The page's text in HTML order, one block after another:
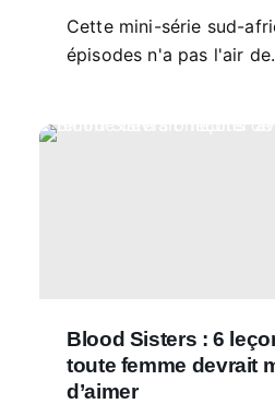
Cette mini-série sud-
épisodes n'a pas l'air
Blood Sisters : 6
toute femme devrait
d’aimer